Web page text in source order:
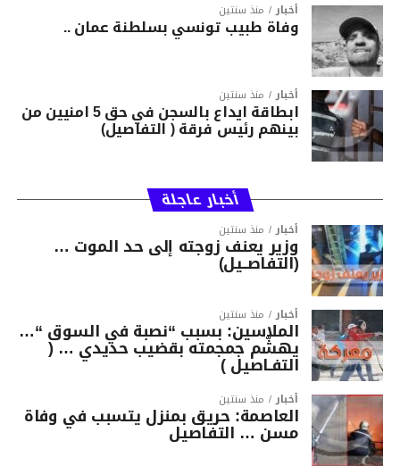
أخبار منذ سنتين
وفاة طبيب تونسي بسلطنة عمان ..
أخبار منذ سنتين
ابطاقة ايداع بالسجن في حق 5 امنيين من
بينهم رئيس فرقة ( التفاصيل)
أخبار عاجلة
أخبار منذ سنتين
وزير يعنف زوجته إلى حد الموت …
(التفاصــيل)
أخبار منذ سنتين
الملاسين: بسبب “نصبة في السوق “…
يهشّم جمجمته بقضيب حديدي … (
التفـاصيل )
أخبار منذ سنتين
العاصمة: حريق بمنزل يتسبب في وفاة
مسن … التفاصيل